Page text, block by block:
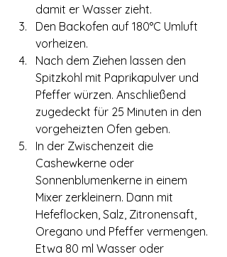
damit er Wasser zieht.
Den Backofen auf 180°C Umluft
vorheizen.
Nach dem Ziehen lassen den
Spitzkohl mit Paprikapulver und
Pfeffer würzen. Anschließend
zugedeckt für 25 Minuten in den
vorgeheizten Ofen geben.
In der Zwischenzeit die
Cashewkerne oder
Sonnenblumenkerne in einem
Mixer zerkleinern. Dann mit
Hefeflocken, Salz, Zitronensaft,
Oregano und Pfeffer vermengen.
Etwa 80 ml Wasser oder